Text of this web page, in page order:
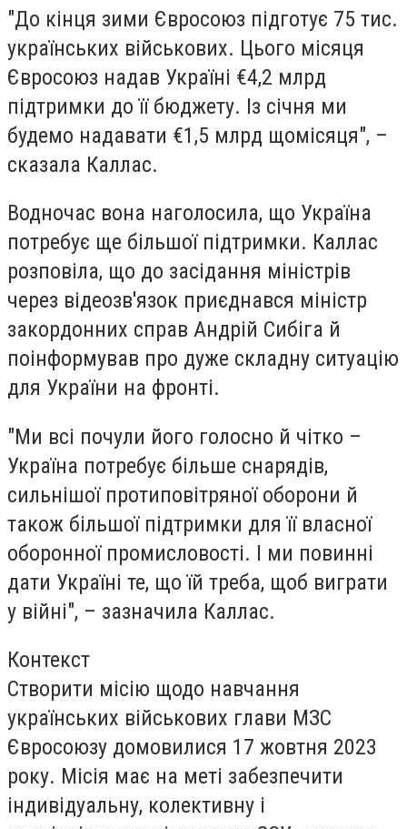
"До кінця зими Євросоюз підготує 75 тис.
українських військових. Цього місяця
Євросоюз надав Україні €4,2 млрд
підтримки до її бюджету. Із січня ми
будемо надавати €1,5 млрд щомісяця", –
сказала Каллас.
Водночас вона наголосила, що Україна
потребує ще більшої підтримки. Каллас
розповіла, що до засідання міністрів
через відеозв'язок приєднався міністр
закордонних справ Андрій Сибіга й
поінформував про дуже складну ситуацію
для України на фронті.
"Ми всі почули його голосно й чітко –
Україна потребує більше снарядів,
сильнішої протиповітряної оборони й
також більшої підтримки для її власної
оборонної промисловості. І ми повинні
дати Україні те, що їй треба, щоб виграти
у війні", – зазначила Каллас.
Контекст
Створити місію щодо навчання
українських військових глави МЗС
Євросоюзу домовилися 17 жовтня 2023
року. Місія має на меті забезпечити
індивідуальну, колективну і